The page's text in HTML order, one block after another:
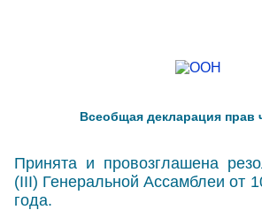
Всеобщая декларация прав
Принята и провозглашена
(III) Генеральной Ассамблеи от
года.